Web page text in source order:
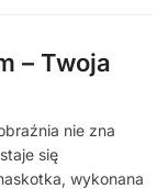
– Twoja
nie zna
staje się
wykonana